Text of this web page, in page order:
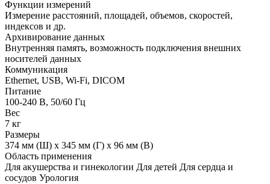
Функции измерений
Измерение расстояний, площадей, объемов, скоростей,
индексов и др.
Архивирование данных
Внутренняя память, возможность подключения внешних
носителей данных
Коммуникация
Ethernet, USB, Wi-Fi, DICOM
Питание
100-240 В, 50/60 Гц
Вес
7 кг
Размеры
374 мм (Ш) x 345 мм (Г) x 96 мм (В)
Область применения
Для акушерства и гинекологии Для детей Для сердца и
сосудов Урология